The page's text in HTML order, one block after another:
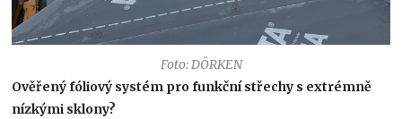
Foto: DÖRKEN
Ověřený fóliový systém pro funkční střechy s extrémně
nízkými sklony?